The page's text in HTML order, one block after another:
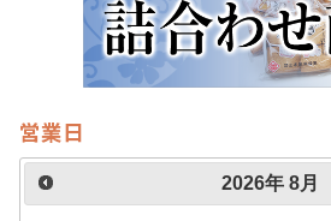
営業日
2026年 8月